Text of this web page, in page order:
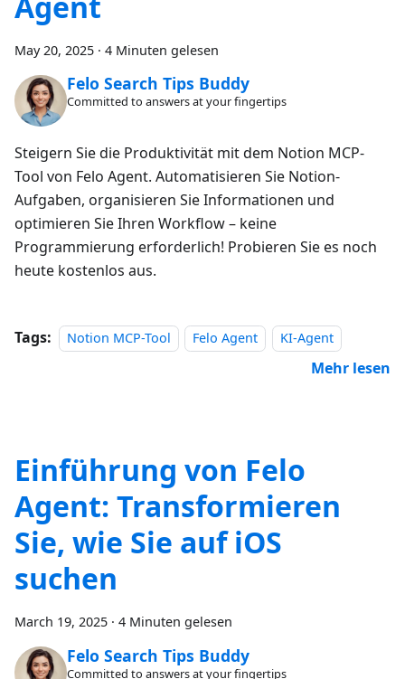
May 20, 2025 · 4 Minuten gelesen
Felo Search Tips Buddy
Committed to answers at your fingertips
Steigern Sie die Produktivität mit dem Notion MCP-
Tool von Felo Agent. Automatisieren Sie Notion-
Aufgaben, organisieren Sie Informationen und
optimieren Sie Ihren Workflow – keine
Programmierung erforderlich! Probieren Sie es noch
heute kostenlos aus.
Tags: Notion MCP-Tool Felo Agent KI-Agent
Mehr lesen
Einführung von Felo
Agent: Transformieren
Sie, wie Sie auf iOS
suchen
March 19, 2025 · 4 Minuten gelesen
Felo Search Tips Buddy
Committed to answers at your fingertips